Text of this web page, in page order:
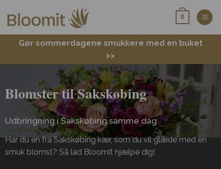
0
Gør sommerdagene smukkere med en buket
>>
Blomster til Sakskøbing
Udbringning i Sakskøbing samme dag
Har du en fra Sakskøbing kær, som du vil glæde med en
smuk blomst? Så lad Bloomit hjælpe dig!